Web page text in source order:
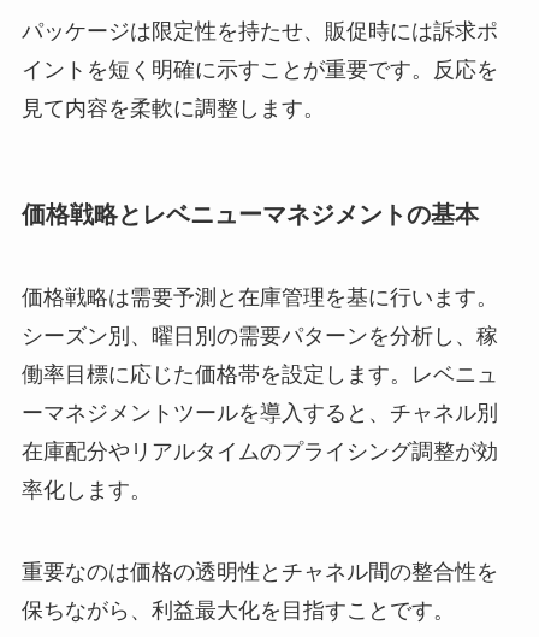
パッケージは限定性を持たせ、販促時には訴求ポ
イントを短く明確に示すことが重要です。反応を
見て内容を柔軟に調整します。
価格戦略とレベニューマネジメントの基本
価格戦略は需要予測と在庫管理を基に行います。
シーズン別、曜日別の需要パターンを分析し、稼
働率目標に応じた価格帯を設定します。レベニュ
ーマネジメントツールを導入すると、チャネル別
在庫配分やリアルタイムのプライシング調整が効
率化します。
重要なのは価格の透明性とチャネル間の整合性を
保ちながら、利益最大化を目指すことです。